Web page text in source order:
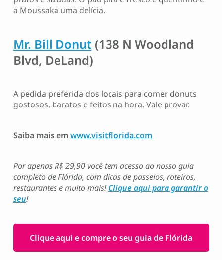
a Moussaka uma delícia.
Mr. Bill Donut (138 N Woodland
Blvd, DeLand)
A pedida preferida dos locais para comer donuts
gostosos, baratos e feitos na hora. Vale provar.
Saiba mais emwww.visitflorida.com
Por apenas R$ 29,90 você tem acesso ao nosso guia
completo de Flórida, com dicas de passeios, roteiros,
restaurantes e muito mais!Clique aqui para garantir o
seu!
Clique aqui e compre o seu guia de Flórida